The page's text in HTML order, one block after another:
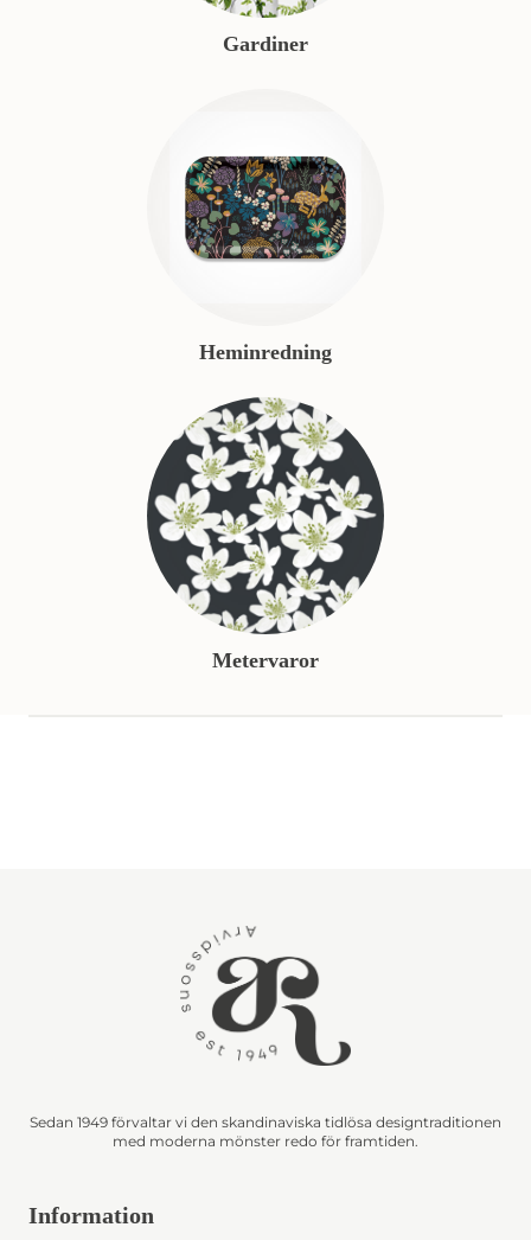
Gardiner
Heminredning
Metervaror
Sedan 1949 förvaltar vi den skandinaviska tidlösa designtraditionen
med moderna mönster redo för framtiden.
Information